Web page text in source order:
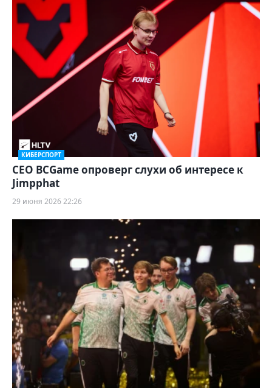
КИБЕРСПОРТ
CEO BCGame опроверг слухи об интересе к
Jimpphat
29 июня 2026 22:26